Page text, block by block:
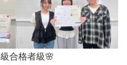
合格者級🌸